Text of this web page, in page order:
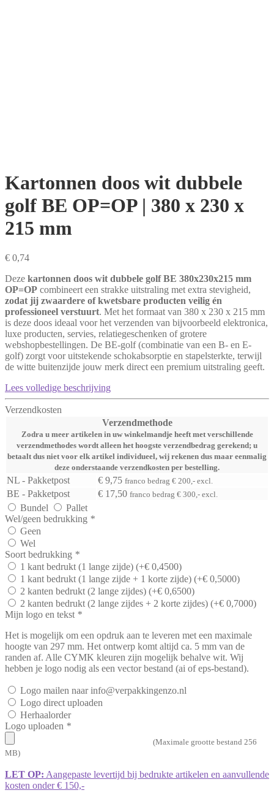
Kartonnen doos wit dubbele
golf BE OP=OP | 380 x 230 x
215 mm
€ 0,74
Deze kartonnen doos wit dubbele golf BE 380x230x215 mm
OP=OP combineert een strakke uitstraling met extra stevigheid,
zodat jij zwaardere of kwetsbare producten veilig én
professioneel verstuurt. Met het formaat van 380 x 230 x 215 mm
is deze doos ideaal voor het verzenden van bijvoorbeeld elektronica,
luxe producten, servies, relatiegeschenken of grotere
webshopbestellingen. De BE-golf (combinatie van een B- en E-
golf) zorgt voor uitstekende schokabsorptie en stapelsterkte, terwijl
de witte buitenzijde jouw merk direct een premium uitstraling geeft.
Lees volledige beschrijving
Verzendkosten
Verzendmethode
Zodra u meer artikelen in uw winkelmandje heeft met verschillende
verzendmethodes wordt alleen het hoogste verzendbedrag gerekend; u
betaalt dus niet voor elk artikel individueel, wij rekenen dus maar eenmalig
deze onderstaande verzendkosten per bestelling.
NL - Pakketpost € 9,75 franco bedrag € 200,- excl.
BE - Pakketpost € 17,50 franco bedrag € 300,- excl.
Bundel
Pallet
Wel/geen bedrukking *
Geen
Wel
Soort bedrukking *
1 kant bedrukt (1 lange zijde) (+€ 0,4500)
1 kant bedrukt (1 lange zijde + 1 korte zijde) (+€ 0,5000)
2 kanten bedrukt (2 lange zijdes) (+€ 0,6500)
2 kanten bedrukt (2 lange zijdes + 2 korte zijdes) (+€ 0,7000)
Mijn logo en tekst *
Het is mogelijk om een opdruk aan te leveren met een maximale
hoogte van 297 mm. Het ontwerp komt altijd ca. 5 mm van de
randen af. Alle CYMK kleuren zijn mogelijk behalve wit. Wij
hebben je logo nodig als een vector bestand (ai of eps-bestand).
Logo mailen naar info@verpakkingenzo.nl
Logo direct uploaden
Herhaalorder
Logo uploaden *
(Maximale grootte bestand 256
MB)
LET OP: Aangepaste levertijd bij bedrukte artikelen en aanvullende
kosten onder € 150,-